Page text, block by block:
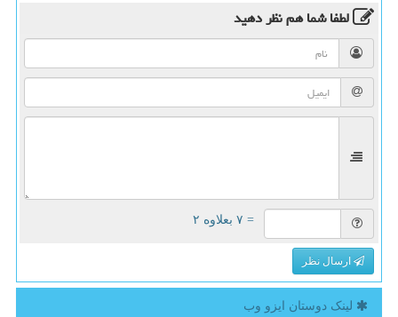
لطفا شما همنظر دهید
= ۷ بعلاوه ۲
ارسال نظر
لینک دوستان ایزو وب